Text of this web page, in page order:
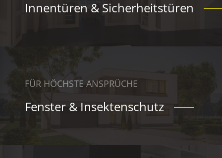
Innentüren & Sicherheitstüren
FÜR HÖCHSTE ANSPRÜCHE
Fenster & Insektenschutz